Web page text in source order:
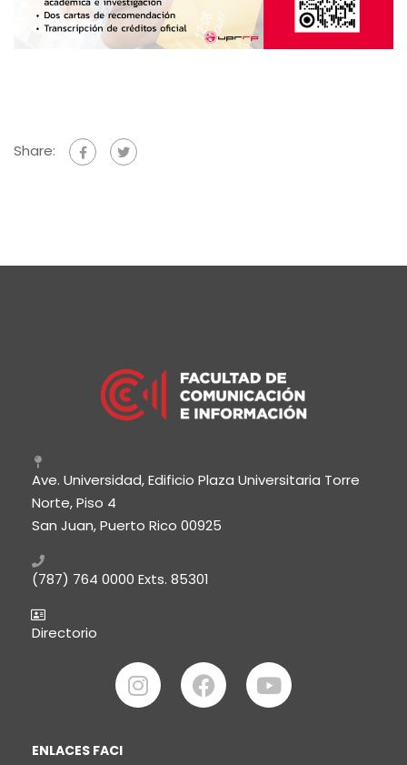
Share:
Ave. Universidad, Edificio Plaza Universitaria Torre
Norte, Piso 4
San Juan, Puerto Rico 00925
(787) 764 0000 Exts. 85301
Directorio
ENLACES FACI